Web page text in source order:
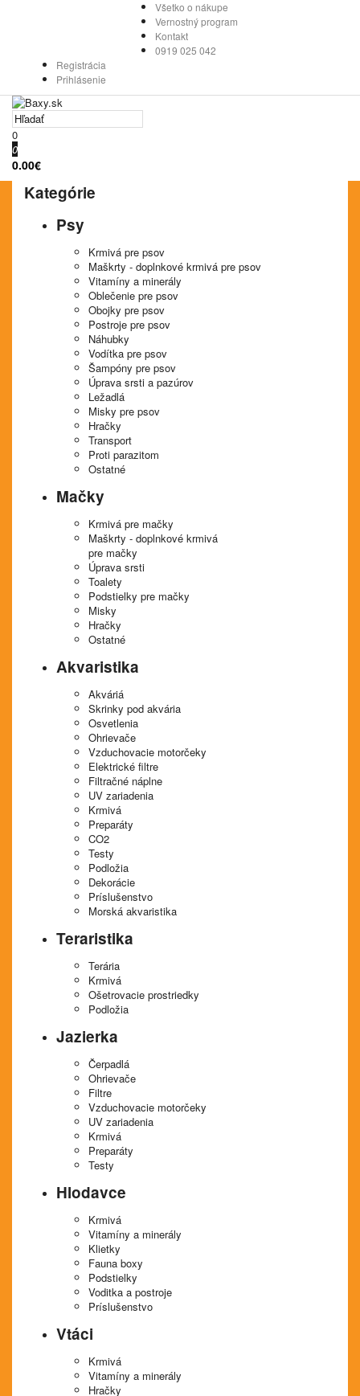
Všetko o nákupe
Vernostný program
Kontakt
0919 025 042
Registrácia
Prihlásenie
0
0
0.00€
Kategórie
Psy
Krmivá pre psov
Maškrty - doplnkové krmivá pre psov
Vitamíny a minerály
Oblečenie pre psov
Obojky pre psov
Postroje pre psov
Náhubky
Vodítka pre psov
Šampóny pre psov
Úprava srsti a pazúrov
Ležadlá
Misky pre psov
Hračky
Transport
Proti parazitom
Ostatné
Mačky
Krmivá pre mačky
Maškrty - doplnkové krmivá
pre mačky
Úprava srsti
Toalety
Podstielky pre mačky
Misky
Hračky
Ostatné
Akvaristika
Akváriá
Skrinky pod akvária
Osvetlenia
Ohrievače
Vzduchovacie motorčeky
Elektrické filtre
Filtračné náplne
UV zariadenia
Krmivá
Preparáty
CO2
Testy
Podložia
Dekorácie
Príslušenstvo
Morská akvaristika
Teraristika
Terária
Krmivá
Ošetrovacie prostriedky
Podložia
Jazierka
Čerpadlá
Ohrievače
Filtre
Vzduchovacie motorčeky
UV zariadenia
Krmivá
Preparáty
Testy
Hlodavce
Krmivá
Vitamíny a minerály
Klietky
Fauna boxy
Podstielky
Voditka a postroje
Príslušenstvo
Vtáci
Krmivá
Vitamíny a minerály
Hračky